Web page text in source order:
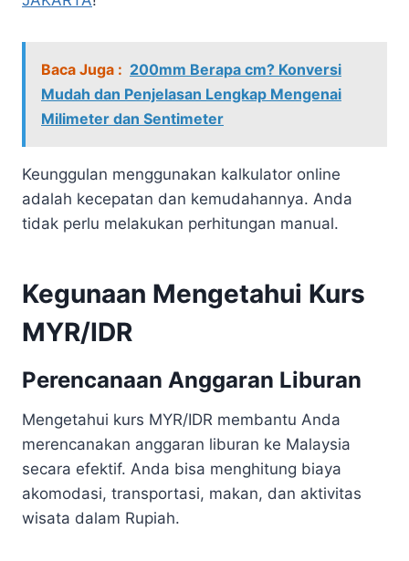
Baca Juga : 200mm Berapa cm? Konversi
Mudah dan Penjelasan Lengkap Mengenai
Milimeter dan Sentimeter
Keunggulan menggunakan kalkulator online
adalah kecepatan dan kemudahannya. Anda
tidak perlu melakukan perhitungan manual.
Kegunaan Mengetahui Kurs
MYR/IDR
Perencanaan Anggaran Liburan
Mengetahui kurs MYR/IDR membantu Anda
merencanakan anggaran liburan ke Malaysia
secara efektif. Anda bisa menghitung biaya
akomodasi, transportasi, makan, dan aktivitas
wisata dalam Rupiah.